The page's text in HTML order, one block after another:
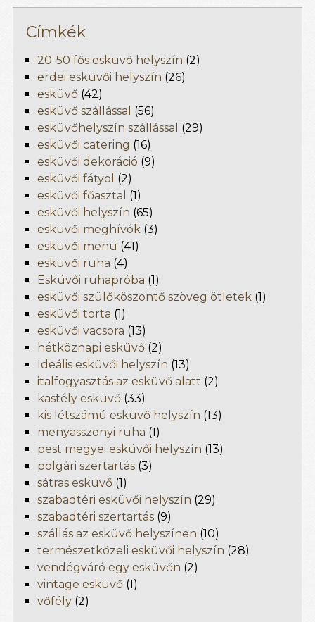
Címkék
20-50 fős esküvő helyszín (2)
erdei esküvői helyszín (26)
esküvő (42)
esküvő szállással (56)
esküvőhelyszín szállással (29)
esküvői catering (16)
esküvői dekoráció (9)
esküvői fátyol (2)
esküvői főasztal (1)
esküvői helyszín (65)
esküvői meghívók (3)
esküvői menü (41)
esküvői ruha (4)
Esküvői ruhapróba (1)
esküvői szülőköszöntő szöveg ötletek (1)
esküvői torta (1)
esküvői vacsora (13)
hétköznapi esküvő (2)
Ideális esküvői helyszín (13)
italfogyasztás az esküvő alatt (2)
kastély esküvő (33)
kis létszámú esküvő helyszín (13)
menyasszonyi ruha (1)
pest megyei esküvői helyszín (13)
polgári szertartás (3)
sátras esküvő (1)
szabadtéri esküvői helyszín (29)
szabadtéri szertartás (9)
szállás az esküvő helyszínen (10)
természetközeli esküvői helyszín (28)
vendégváró egy esküvőn (2)
vintage esküvő (1)
vőfély (2)